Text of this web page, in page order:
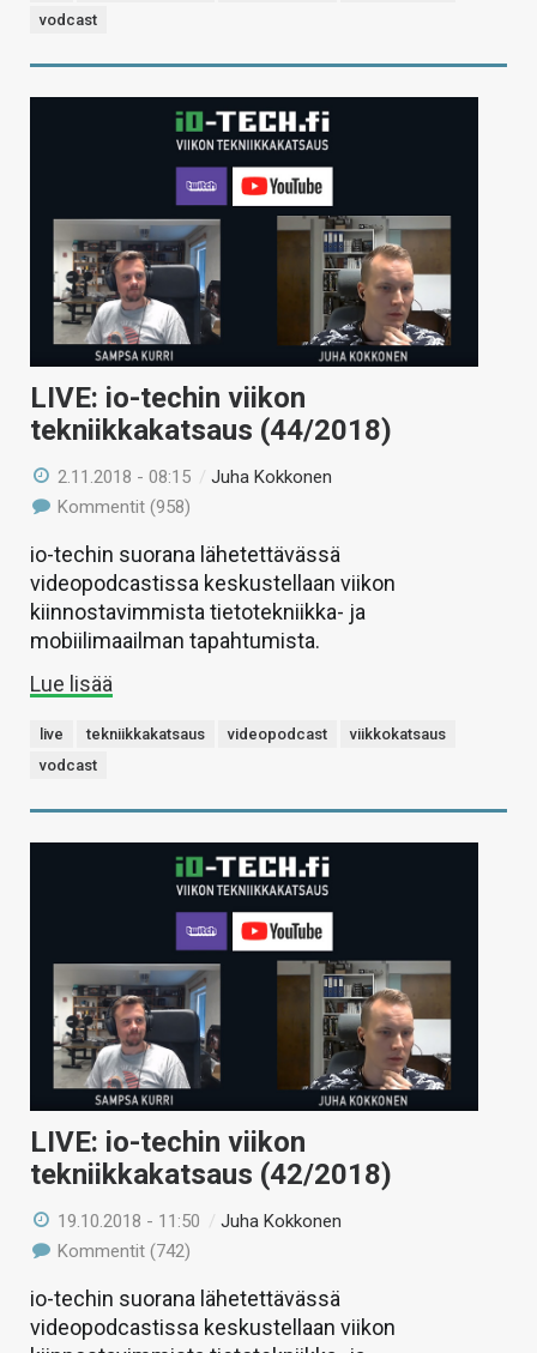
vodcast
LIVE: io-techin viikon
tekniikkakatsaus (44/2018)
2.11.2018 - 08:15 /Juha Kokkonen
Kommentit (958)
io-techin suorana lähetettävässä
videopodcastissa keskustellaan viikon
kiinnostavimmista tietotekniikka- ja
mobiilimaailman tapahtumista.
Lue lisää
live tekniikkakatsaus videopodcast
viikkokatsaus
vodcast
LIVE: io-techin viikon
tekniikkakatsaus (42/2018)
19.10.2018 - 11:50 /Juha Kokkonen
Kommentit (742)
io-techin suorana lähetettävässä
videopodcastissa keskustellaan viikon